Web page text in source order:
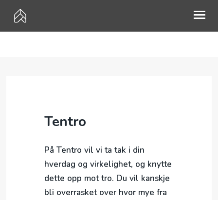
KALENDER
MISJON
UTLEIE
Tentro
På Tentro vil vi ta tak i din
hverdag og virkelighet, og knytte
dette opp mot tro. Du vil kanskje
bli overrasket over hvor mye fra